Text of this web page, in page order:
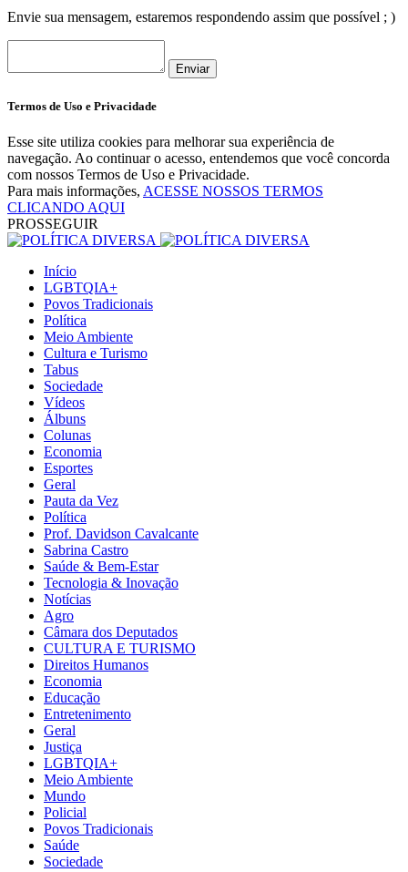
Envie sua mensagem, estaremos respondendo assim que possível ; )
Enviar
Termos de Uso e Privacidade
Esse site utiliza cookies para melhorar sua experiência de
navegação. Ao continuar o acesso, entendemos que você concorda
com nossos Termos de Uso e Privacidade.
Para mais informações, ACESSE NOSSOS TERMOS
CLICANDO AQUI
PROSSEGUIR
Início
LGBTQIA+
Povos Tradicionais
Política
Meio Ambiente
Cultura e Turismo
Tabus
Sociedade
Vídeos
Álbuns
Colunas
Economia
Esportes
Geral
Pauta da Vez
Política
Prof. Davidson Cavalcante
Sabrina Castro
Saúde & Bem-Estar
Tecnologia & Inovação
Notícias
Agro
Câmara dos Deputados
CULTURA E TURISMO
Direitos Humanos
Economia
Educação
Entretenimento
Geral
Justiça
LGBTQIA+
Meio Ambiente
Mundo
Policial
Povos Tradicionais
Saúde
Sociedade